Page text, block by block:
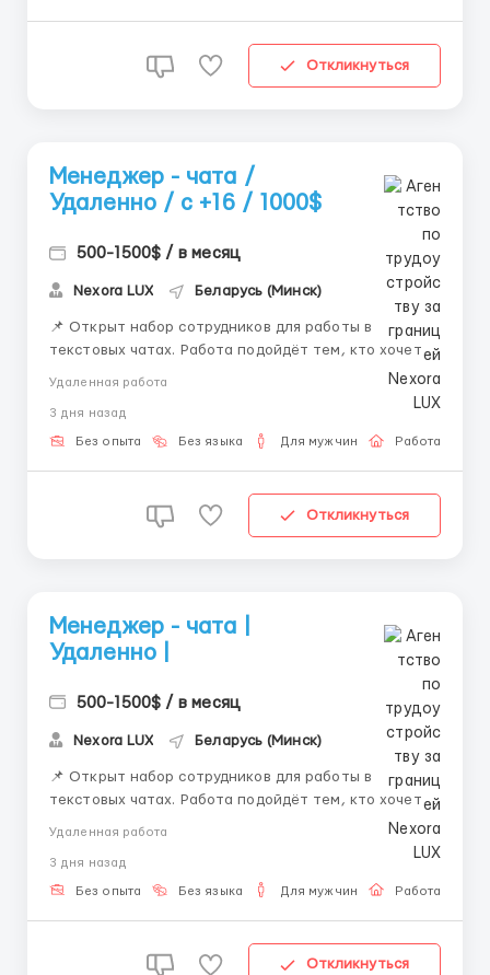
Откликнуться
Менеджер - чата /
Удаленно / с +16 / 1000$
500-1500$ / в месяц
Nexora LUX Беларусь (Минск)
📌 Открыт набор сотрудников для работы в
текстовых чатах. Работа подойдёт тем, кто хочет
работать удалённо и развиваться в сфере онлайн-
переписку — отвечать на сообщения —
сопровождать клиентов — работать с внутренней
Удаленная работа
3 дня назад
Без опыта Без языка Для мужчин Работа
Откликнуться
Менеджер - чата |
Удаленно |
500-1500$ / в месяц
Nexora LUX Беларусь (Минск)
📌 Открыт набор сотрудников для работы в
текстовых чатах. Работа подойдёт тем, кто хочет
работать удалённо и развиваться в сфере онлайн-
переписку — отвечать на сообщения —
сопровождать клиентов — работать с внутренней
Удаленная работа
3 дня назад
Без опыта Без языка Для мужчин Работа
Откликнуться